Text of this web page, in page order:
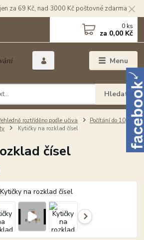
za 69 Kč, nad 3000 Kč poštovné zdarma
Menu
Hledat
0 ks
za 0,00 Kč
roztříděno podle učiva
Počítání do 10
Kytičky na rozklad čísel
čísel